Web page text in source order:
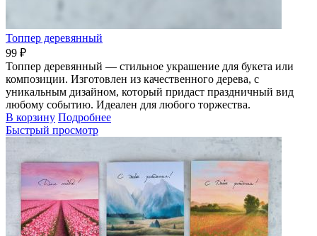
Топпер деревянный
99 ₽
Топпер деревянный — стильное украшение для букета или
композиции. Изготовлен из качественного дерева, с
уникальным дизайном, который придаст праздничный вид
любому событию. Идеален для любого торжества.
В корзину Подробнее
Быстрый просмотр